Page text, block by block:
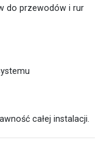
do przewodów i rur
całej instalacji.